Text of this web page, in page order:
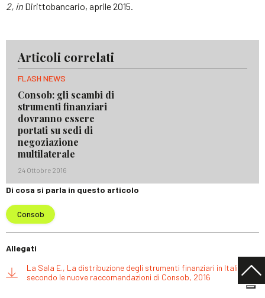
2, in Dirittobancario, aprile 2015.
Articoli correlati
FLASH NEWS
Consob: gli scambi di
strumenti finanziari
dovranno essere
portati su sedi di
negoziazione
multilaterale
24 Ottobre 2016
Di cosa si parla in questo articolo
Consob
Allegati
La Sala E., La distribuzione degli strumenti finanziari in Italia
secondo le nuove raccomandazioni di Consob, 2016